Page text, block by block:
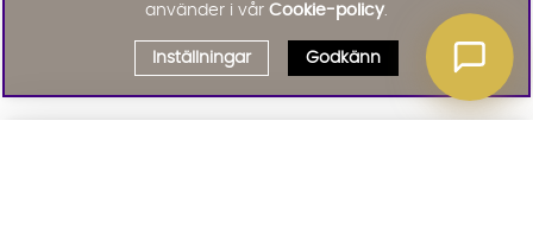
använder i vår Cookie-policy.
Inställningar Godkänn